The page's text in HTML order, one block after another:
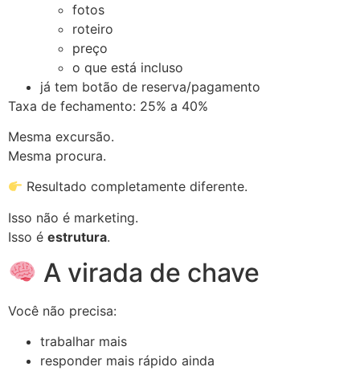
fotos
roteiro
preço
o que está incluso
já tem botão de reserva/pagamento
Taxa de fechamento: 25% a 40%
Mesma excursão.
Mesma procura.
Resultado completamente diferente.
Isso não é marketing.
Isso é estrutura.
A virada de chave
Você não precisa:
trabalhar mais
responder mais rápido ainda